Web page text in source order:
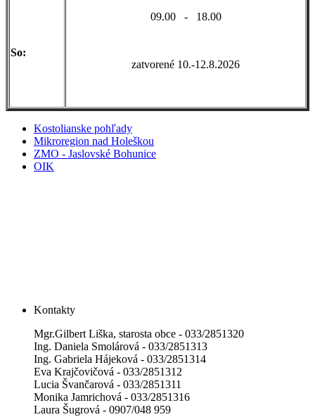
So:
09.00 - 18.00
zatvorené 10.-12.8.2026
Kostolianske pohľady
Mikroregion nad Holeškou
ZMO - Jaslovské Bohunice
OIK
Kontakty
Mgr.Gilbert Liška, starosta obce - 033/2851320
Ing. Daniela Smolárová - 033/2851313
Ing. Gabriela Hájeková - 033/2851314
Eva Krajčovičová - 033/2851312
Lucia Švančarová - 033/2851311
Monika Jamrichová - 033/2851316
Laura Šugrová - 0907/048 959